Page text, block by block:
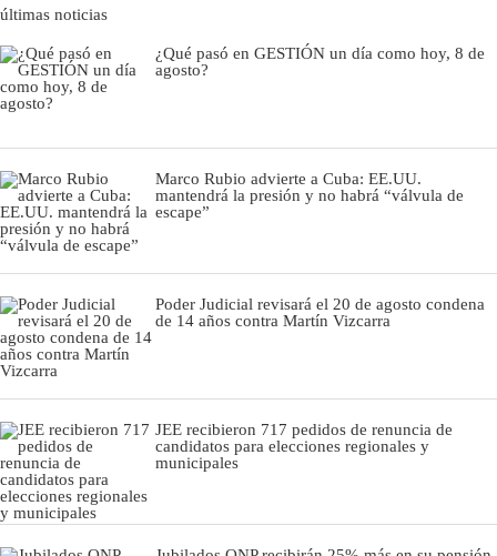
últimas noticias
¿Qué pasó en GESTIÓN un día como hoy, 8 de
agosto?
Marco Rubio advierte a Cuba: EE.UU.
mantendrá la presión y no habrá “válvula de
escape”
Poder Judicial revisará el 20 de agosto condena
de 14 años contra Martín Vizcarra
JEE recibieron 717 pedidos de renuncia de
candidatos para elecciones regionales y
municipales